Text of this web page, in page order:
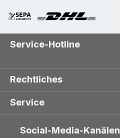
Service-Hotline
Rechtliches
Service
Social-Media-Kanälen